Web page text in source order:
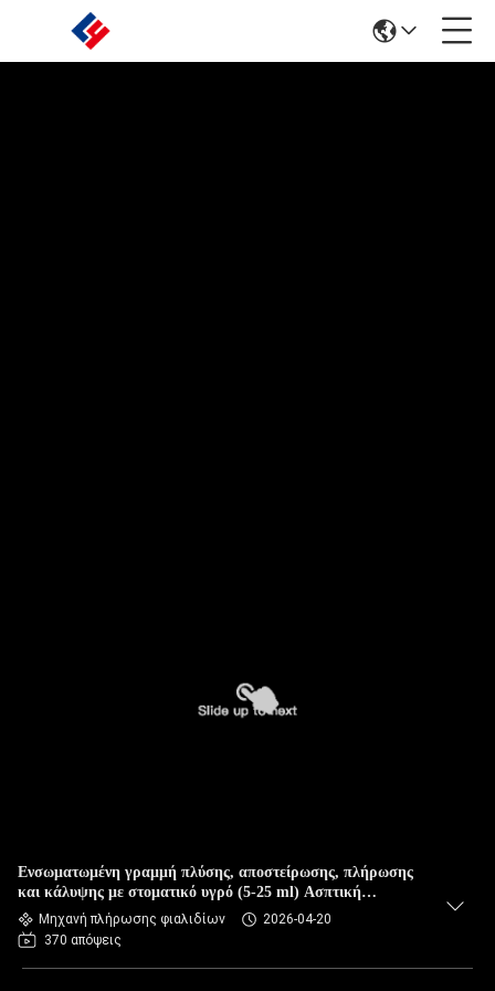
Ενσωματωμένη γραμμή πλύσης, αποστείρωσης, πλήρωσης
και κάλυψης με στοματικό υγρό (5-25 ml) Ασπτική
αυτοματοποίηση υψηλής χωρητικότητας με τεχνολογία
παρακολούθησης της δοσολογίας
Μηχανή πλήρωσης φιαλιδίων
2026-04-20
370 απόψεις